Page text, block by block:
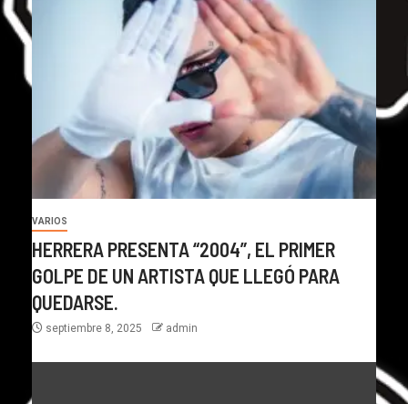
VARIOS
HERRERA PRESENTA “2004”, EL PRIMER
GOLPE DE UN ARTISTA QUE LLEGÓ PARA
QUEDARSE.
septiembre 8, 2025 admin